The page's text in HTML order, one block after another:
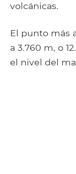
volcánicas.
El punto más
a 3.760 m, o
el nivel del